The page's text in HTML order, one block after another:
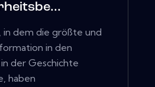
in dem die größte und
in den
der Geschichte
haben